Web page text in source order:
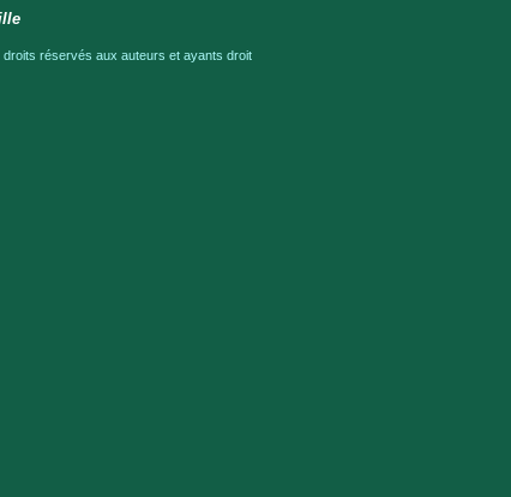
réservés aux auteurs et ayants droit